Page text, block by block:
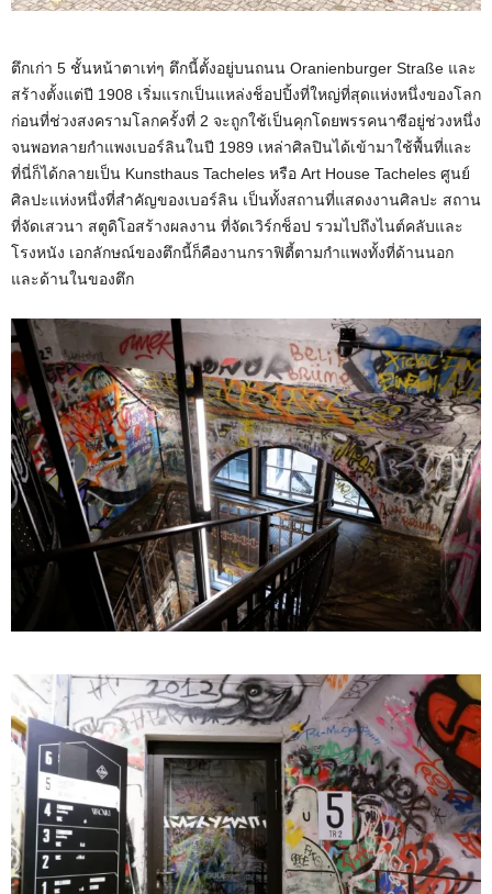
ตึกเก่า 5 ชั้นหน้าตาเท่ๆ ตึกนี้ตั้งอยู่บนถนน Oranienburger Straße และ
สร้างตั้งแต่ปี 1908 เริ่มแรกเป็นแหล่งช็อปปิ้งที่ใหญ่ที่สุดแห่งหนึ่งของโลก
ก่อนที่ช่วงสงครามโลกครั้งที่ 2 จะถูกใช้เป็นคุกโดยพรรคนาซีอยู่ช่วงหนึ่ง
จนพอทลายกำแพงเบอร์ลินในปี 1989 เหล่าศิลปินได้เข้ามาใช้พื้นที่และ
ที่นี่ก็ได้กลายเป็น Kunsthaus Tacheles หรือ Art House Tacheles ศูนย์
ศิลปะแห่งหนึ่งที่สำคัญของเบอร์ลิน เป็นทั้งสถานที่แสดงงานศิลปะ สถาน
ที่จัดเสวนา สตูดิโอสร้างผลงาน ที่จัดเวิร์กช็อป รวมไปถึงไนต์คลับและ
โรงหนัง เอกลักษณ์ของตึกนี้ก็คืองานกราฟิตี้ตามกำแพงทั้งที่ด้านนอก
และด้านในของตึก